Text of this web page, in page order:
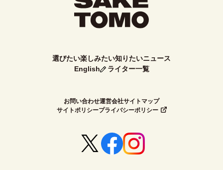
選びたい楽しみたい知りたいニュース
English
ライター一覧
お問い合わせ運営会社サイトマップ
サイトポリシープライバシーポリシー